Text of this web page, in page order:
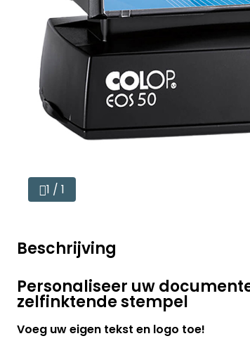
1 / 1
Beschrijving
Personaliseer uw
zelfinktende stempel
Voeg uw eigen tekst en logo toe!